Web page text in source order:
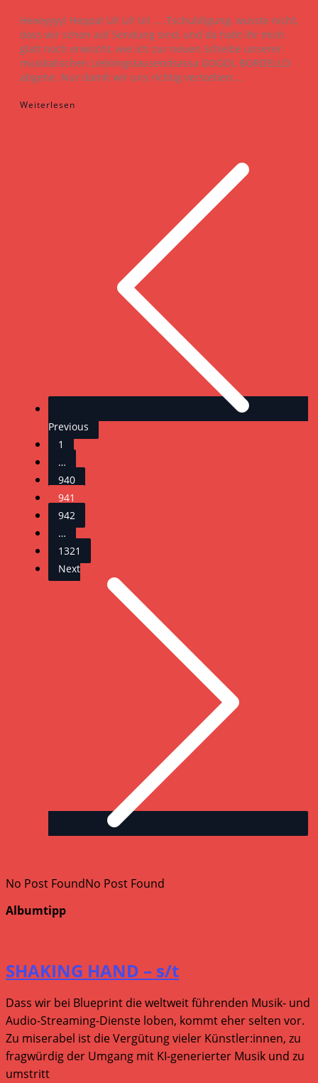
Heeeyyyy! Heppa! Ui! Ui! Ui! … ‚Tschuldigung, wusste nicht,
dass wir schon auf Sendung sind, und da habt ihr mich
glatt noch erwischt, wie ich zur neuen Scheibe unserer
musikalischen Lieblingstausendsassa GOGOL BORDELLO
abgehe. Nur damit wir uns richtig verstehen:…
Weiterlesen
Previous
1
…
940
941
942
…
1321
Next
No Post FoundNo Post Found
Albumtipp
SHAKING HAND – s/t
Dass wir bei Blueprint die weltweit führenden Musik- und
Audio-Streaming-Dienste loben, kommt eher selten vor.
Zu miserabel ist die Vergütung vieler Künstler:innen, zu
fragwürdig der Umgang mit KI-generierter Musik und zu
umstritt